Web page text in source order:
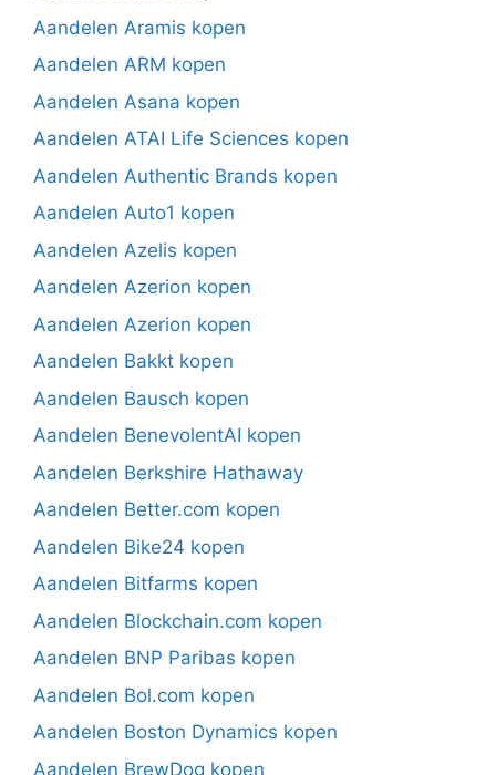
Aandelen Aramis kopen
Aandelen ARM kopen
Aandelen Asana kopen
Aandelen ATAI Life Sciences kopen
Aandelen Authentic Brands kopen
Aandelen Auto1 kopen
Aandelen Azelis kopen
Aandelen Azerion kopen
Aandelen Azerion kopen
Aandelen Bakkt kopen
Aandelen Bausch kopen
Aandelen BenevolentAI kopen
Aandelen Berkshire Hathaway
Aandelen Better.com kopen
Aandelen Bike24 kopen
Aandelen Bitfarms kopen
Aandelen Blockchain.com kopen
Aandelen BNP Paribas kopen
Aandelen Bol.com kopen
Aandelen Boston Dynamics kopen
Aandelen BrewDog kopen